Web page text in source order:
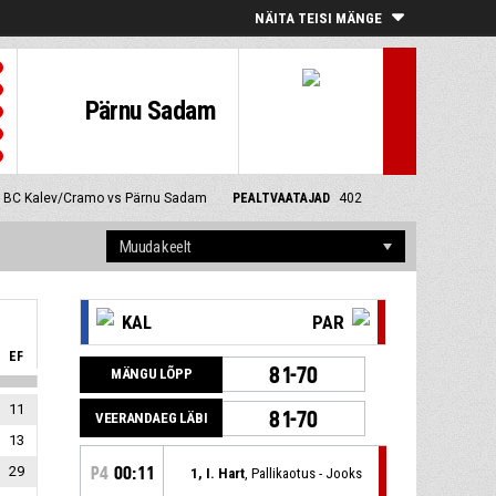
NÄITA TEISI MÄNGE
Pärnu Sadam
BC Kalev/Cramo vs Pärnu Sadam PEALTVAATAJAD 402
EF
11
13
29
KAL PAR
MÄNGU LÕPP 81-70
VEERANDAEG LÄBI 81-70
P4 00:11 1, I. Hart, Pallikaotus - Jooks